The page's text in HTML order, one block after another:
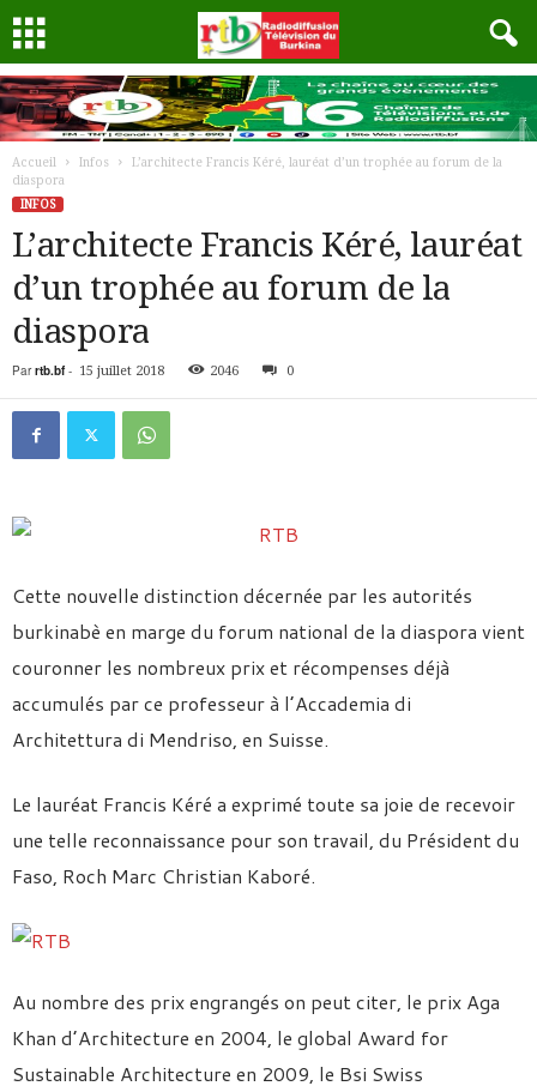
Accueil Infos
L’architecte Francis Kéré, lauréat d’un trophée au forum de la
diaspora
INFOS
L’architecte Francis Kéré, lauréat
d’un trophée au forum de la
diaspora
Par rtb.bf- 15 juillet 2018 2046 0
Cette nouvelle distinction décernée par les autorités
burkinabè en marge du forum national de la diaspora vient
couronner les nombreux prix et récompenses déjà
accumulés par ce professeur à l’Accademia di
Architettura di Mendriso, en Suisse.
Le lauréat Francis Kéré a exprimé toute sa joie de recevoir
une telle reconnaissance pour son travail, du Président du
Faso, Roch Marc Christian Kaboré.
Au nombre des prix engrangés on peut citer, le prix Aga
Khan d’Architecture en 2004, le global Award for
Sustainable Architecture en 2009, le Bsi Swiss